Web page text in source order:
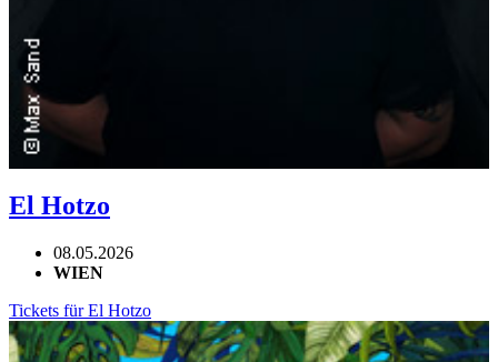
El Hotzo
08.05.2026
WIEN
Tickets für El Hotzo